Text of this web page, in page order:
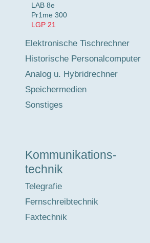
LAB 8e
Pr1me 300
LGP 21
Elektronische Tischrechner
Historische Personalcomputer
Analog u. Hybridrechner
Speichermedien
Sonstiges
Kommunikations-
technik
Telegrafie
Fernschreibtechnik
Faxtechnik